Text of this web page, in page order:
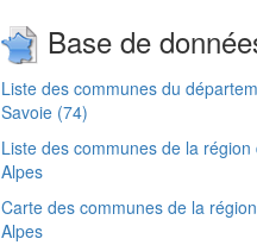
Base de
Liste des communes du
Savoie (74)
Liste des communes de la
Alpes
Carte des communes de la
Alpes